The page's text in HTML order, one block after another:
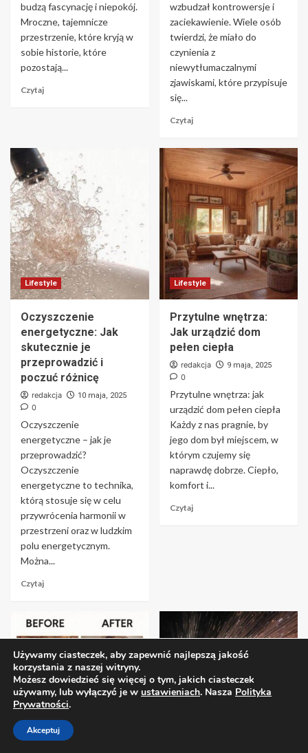
budzą fascynację i niepokój.
Mroczne, tajemnicze
przestrzenie, które kryją w
sobie historie, które
pozostają...
Czytaj
wzbudzał kontrowersje i
zaciekawienie. Wiele osób
twierdzi, że miało do
czynienia z
niewytłumaczalnymi
zjawiskami, które przypisuje
się...
Czytaj
Lifestyle
Oczyszczenie
energetyczne: Jak
skutecznie je
przeprowadzić i
poczuć różnicę
redakcja 10 maja, 2025
0
Oczyszczenie
energetyczne – jak je
przeprowadzić?
Oczyszczenie
energetyczne to technika,
którą stosuje się w celu
przywrócenia harmonii w
przestrzeni oraz w ludzkim
polu energetycznym.
Można...
Czytaj
Lifestyle
Przytulne wnętrza:
Jak urządzić dom
pełen ciepła
redakcja 9 maja, 2025
0
Przytulne wnętrza: jak
urządzić dom pełen ciepła
Każdy z nas pragnie, by
jego dom był miejscem, w
którym czujemy się
naprawdę dobrze. Ciepło,
komfort i...
Czytaj
Używamy ciasteczek, aby zapewnić najlepszą jakość
korzystania z naszej witryny.
Możesz dowiedzieć się więcej o tym, jakich ciasteczek
używamy, lub wyłączyć je w ustawieniach. Nasza Polityka
Prywatności.
Akceptuj